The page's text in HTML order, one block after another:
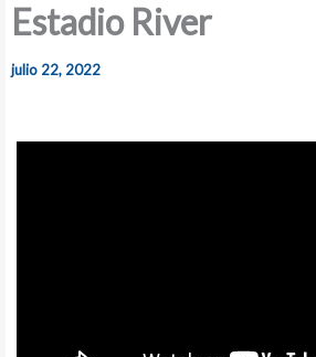
Estadio River
julio 22, 2022